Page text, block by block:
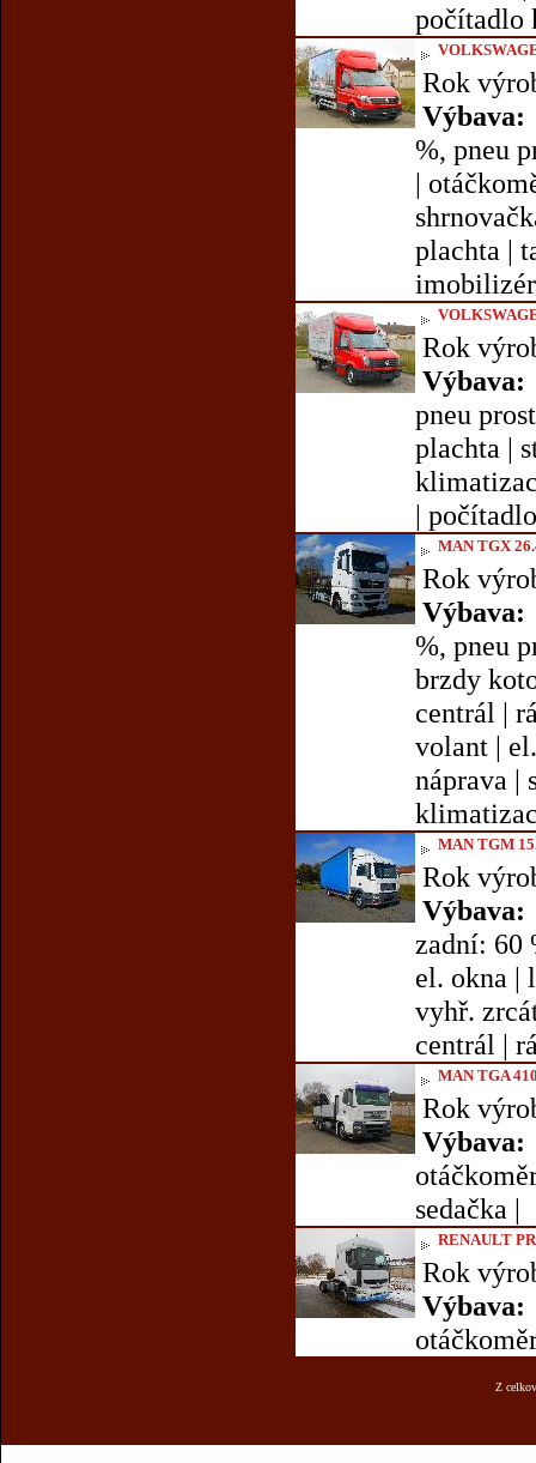
počítadlo
Rok
Výbava:
%, pneu
|
plachta |
Rok
Výbava:
pneu
plachta |
|
MAN TGX
Rok
Výbava:
%, pneu
brzdy
centrál |
volant |
náprava |
MAN TGM
Rok
Výbava:
zadní: 60
el. okna |
vyhř.
centrál |
MAN TGA
Rok
Výbava:
sedačka |
RENAULT
Rok
Výbava:
Z